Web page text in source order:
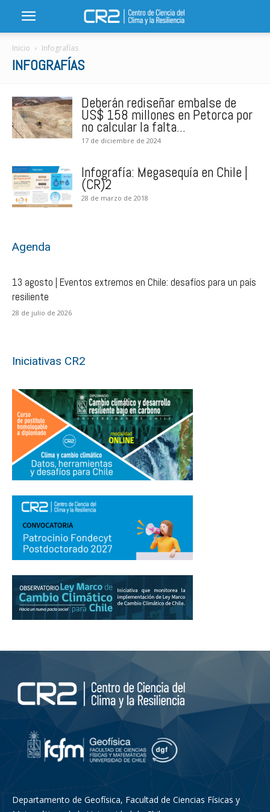
Inicio Infografías
INFOGRAFÍAS
Deberán rediseñar embalse de
US$ 158 millones en Petorca por
no calcular la falta...
17 de diciembre de 2024
Infografía: Megasequía en Chile |
(CR)2
28 de marzo de 2018
Agenda
13 agosto | Eventos extremos en Chile: desafíos para un país
resiliente
28 de julio de 2026
Iniciativas CR2
Departamento de Geofísica, Facultad de Ciencias Físicas y